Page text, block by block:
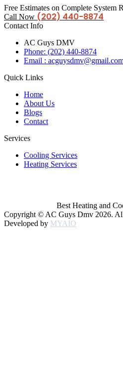
Free Estimates on Complete System
Call Now (202) 440-8874
Contact Info
AC Guys DMV
Phone: (202) 440-8874
Email :
Quick Links
Home
About Us
Blogs
Contact
Services
Cooling Services
Heating Services
Best Heating and
Copyright © AC Guys Dmv 2026.
Developed by MYAIO